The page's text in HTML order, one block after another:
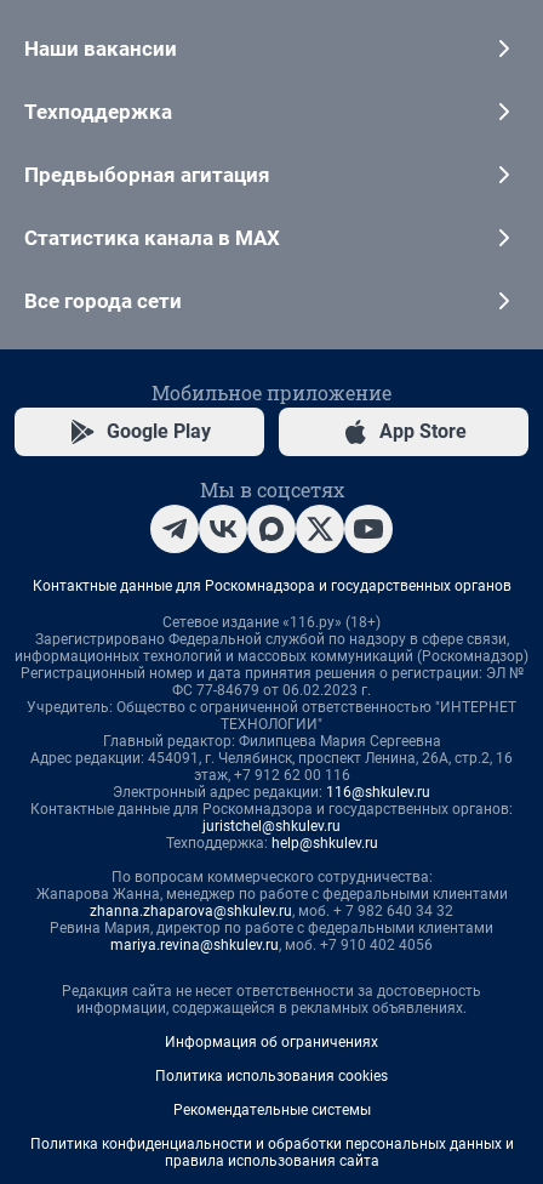
Наши вакансии
Техподдержка
Предвыборная агитация
Статистика канала в MAX
Все города сети
Мобильное приложение
Google Play App Store
Мы в соцсетях
Контактные данные для Роскомнадзора и государственных органов
Сетевое издание «116.ру» (18+)
Зарегистрировано Федеральной службой по надзору в сфере связи,
информационных технологий и массовых коммуникаций (Роскомнадзор)
Регистрационный номер и дата принятия решения о регистрации: ЭЛ №
ФС 77-84679 от 06.02.2023 г.
Учредитель: Общество с ограниченной ответственностью "ИНТЕРНЕТ
ТЕХНОЛОГИИ"
Главный редактор: Филипцева Мария Сергеевна
Адрес редакции: 454091, г. Челябинск, проспект Ленина, 26А, стр.2, 16
этаж, +7 912 62 00 116
Электронный адрес редакции: 116@shkulev.ru
Контактные данные для Роскомнадзора и государственных органов:
juristchel@shkulev.ru
Техподдержка: help@shkulev.ru
По вопросам коммерческого сотрудничества:
Жапарова Жанна, менеджер по работе с федеральными клиентами
zhanna.zhaparova@shkulev.ru, моб. + 7 982 640 34 32
Ревина Мария, директор по работе с федеральными клиентами
mariya.revina@shkulev.ru, моб. +7 910 402 4056
Редакция сайта не несет ответственности за достоверность
информации, содержащейся в рекламных объявлениях.
Информация об ограничениях
Политика использования cookies
Рекомендательные системы
Политика конфиденциальности и обработки персональных данных и
правила использования сайта